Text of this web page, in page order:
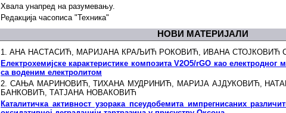
Хвала унапред на разумевању.
Редакција часописа "Техника"
НОВИ МАТЕРИЈАЛИ
1. АНА НАСТАСИЋ, МАРИЈАНА КРАЉИЋ РОКОВИЋ, ИВАНА СТОЈКОВИЋ
Електрохемијске карактеристике композита V2O5/rGO као електродног
са воденим електролитом
2. САЊА МАРИНОВИЋ, ТИХАНА МУДРИНИЋ, МАРИЈА АЈДУКОВИЋ,
БАНКОВИЋ, ТАТЈАНА НОВАКОВИЋ
Каталитичка активност узорака псеудобемита импрегнисаних